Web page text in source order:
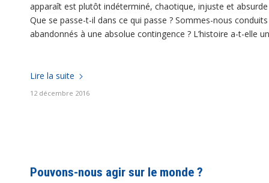
apparaît est plutôt indéterminé, chaotique, injuste et
Que se passe-t-il dans ce qui passe ? Sommes-nous
abandonnés à une absolue contingence ? L’histoire a-t-elle
Lire la suite
12 décembre 2016
Pouvons-nous agir sur le monde ?